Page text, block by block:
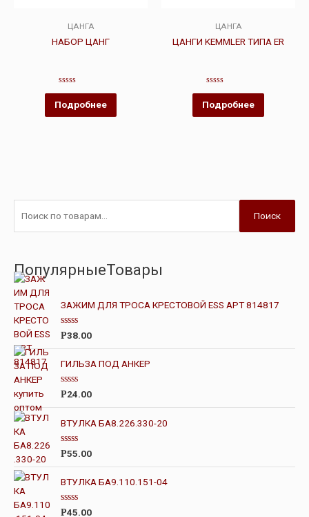
ЦАНГА
НАБОР ЦАНГ
Оценка
0
из
5
Подробнее
ЦАНГА
ЦАНГИ KEMMLER ТИПА ER
Оценка
0
из
5
Подробнее
Поиск
ПопулярныеТовары
ЗАЖИМ ДЛЯ ТРОСА КРЕСТОВОЙ ESS АРТ 814817
О
е
н
к
а
и
з
Р38.00
ГИЛЬЗА ПОД АНКЕР
О
е
н
к
а
и
з
Р24.00
ВТУЛКА БА8.226.330-20
О
е
н
к
а
и
Р55.00
ВТУЛКА БА9.110.151-04
О
Р45.00